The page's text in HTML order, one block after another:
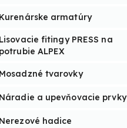
Kurenárske armatúry
Lisovacie fitingy PRESS na
potrubie ALPEX
Mosadzné tvarovky
Náradie a upevňovacie prvky
Nerezové hadice